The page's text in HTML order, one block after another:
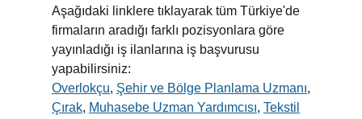
Aşağıdaki linklere tıklayarak tüm Türkiye'de
firmaların aradığı farklı pozisyonlara göre
yayınladığı iş ilanlarına iş başvurusu
yapabilirsiniz:
Overlokçu, Şehir ve Bölge Planlama Uzmanı,
Çırak, Muhasebe Uzman Yardımcısı, Tekstil